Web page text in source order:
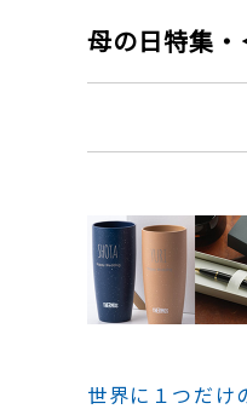
母の日特集・
世界に１つだけ